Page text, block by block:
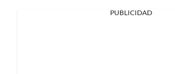
PUBLICIDAD